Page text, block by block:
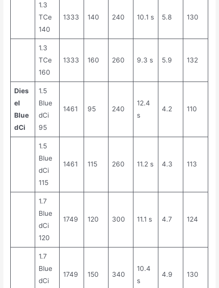
1.3
TCe
140
1333 140 240 10.1 s 5.8 130
1.3
TCe
160
1333 160 260 9.3 s 5.9 132
Dies
el
Blue
dCi
1.5
Blue
dCi
95
1461 95 240
12.4
s
4.2 110
1.5
Blue
dCi
115
1461 115 260 11.2 s 4.3 113
1.7
Blue
dCi
120
1749 120 300 11.1 s 4.7 124
1.7
Blue
dCi
1749 150 340
10.4
s
4.9 130